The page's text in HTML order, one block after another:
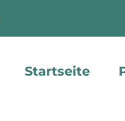
Startseite